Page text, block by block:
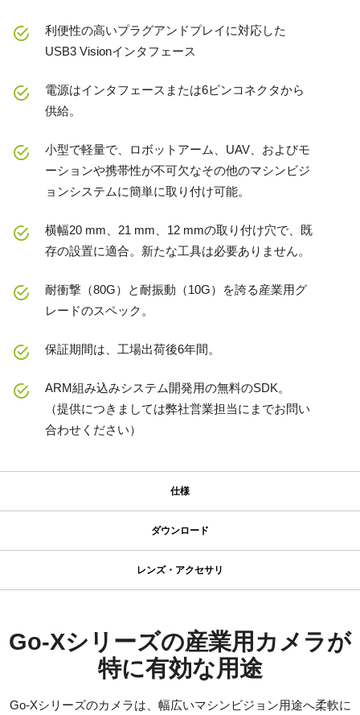
利便性の高いプラグアンドプレイに対応した
USB3 Visionインタフェース
電源はインタフェースまたは6ピンコネクタから
供給。
小型で軽量で、ロボットアーム、UAV、およびモ
ーションや携帯性が不可欠なその他のマシンビジ
ョンシステムに簡単に取り付け可能。
横幅20 mm、21 mm、12 mmの取り付け穴で、既
存の設置に適合。新たな工具は必要ありません。
耐衝撃（80G）と耐振動（10G）を誇る産業用グ
レードのスペック。
保証期間は、工場出荷後6年間。
ARM組み込みシステム開発用の無料のSDK。
（提供につきましては弊社営業担当にまでお問い
合わせください）
仕様
カメラタイプ
カラー／モノクロ
ダウンロード
ダウンロード
データシート - GOX-2402-USB
マニュアル - GOX-2402-USB
レンズ・アクセサリ
JAI のコンパクト C マウントレンズは、JAI のマシンビジョンカメ
ラに搭載された最先端センサと組み合わせることで、優れた性能
とコストパフォーマンスを両立するよう設計されています。
ラインアップは、センサフォーマットに応じて 4mm から
Go-Xシリーズの産業用カメラが
特に有効な用途
Go-Xシリーズのカメラは、幅広いマシンビジョン用途へ柔軟に